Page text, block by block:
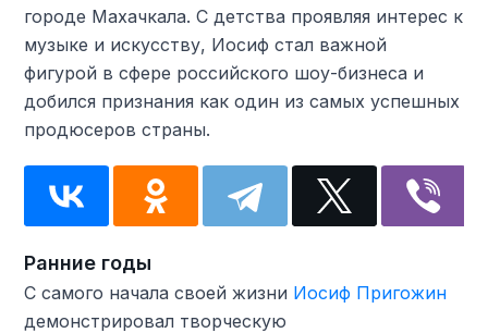
городе Махачкала. С детства проявляя интерес к
музыке и искусству, Иосиф стал важной
фигурой в сфере российского шоу-бизнеса и
добился признания как один из самых успешных
продюсеров страны.
Ранние годы
С самого начала своей жизни Иосиф Пригожин
демонстрировал творческую